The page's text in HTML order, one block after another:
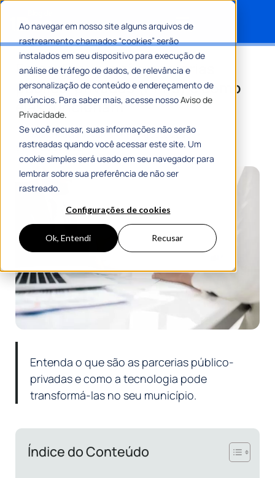
Ao navegar em nosso site alguns arquivos de
rastreamento chamados “cookies” serão
instalados em seu dispositivo para execução de
análise de tráfego de dados, de relevância e
personalização de conteúdo e endereçamento de
anúncios. Para saber mais, acesse nossoAviso de
Privacidade.
Se você recusar, suas informações não serão
rastreadas quando você acessar este site. Um
cookie simples será usado em seu navegador para
lembrar sobre sua preferência de não ser
rastreado.
Configurações de cookies
Ok, Entendi Recusar
Entenda o que são parcerias
público-privadas (PPPs) e como
elas funcionam
Por Maria Flávia Tavares
11 Agosto 2023
9 Min De Leitura
Entenda o que são as parcerias público-
privadas e como a tecnologia pode
transformá-las no seu município.
Índice do Conteúdo